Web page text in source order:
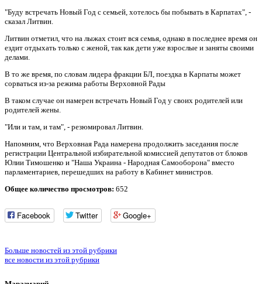
"Буду встречать Новый Год с семьей, хотелось бы побывать в Карпатах", -
сказал Литвин.
Литвин отметил, что на лыжах стоит вся семья, однако в последнее время он
ездит отдыхать только с женой, так как дети уже взрослые и заняты своими
делами.
В то же время, по словам лидера фракции БЛ, поездка в Карпаты может
сорваться из-за режима работы Верховной Рады
В таком случае он намерен встречать Новый Год у своих родителей или
родителей жены.
"Или и там, и там", - резюмировал Литвин.
Напомним, что Верховная Рада намерена продолжить заседания после
регистрации Центральной избирательной комиссией депутатов от блоков
Юлии Тимошенко и "Наша Украина - Народная Самооборона" вместо
парламентариев, перешедших на работу в Кабинет министров.
Общее количество просмотров: 652
Facebook Twitter Google+
Больше новостей из этой рубрики
все новости из этой рубрики